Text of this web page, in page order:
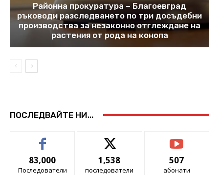
Районна прокуратура – Благоевград
ръководи разследването по три досъдебни
производства за незаконно отглеждане на
растения от рода на конопа
ПОСЛЕДВАЙТЕ НИ...
83,000
Последователи
1,538
последователи
507
абонати